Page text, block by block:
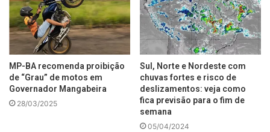
MP-BA recomenda proibição
de “Grau” de motos em
Governador Mangabeira
28/03/2025
Sul, Norte e Nordeste com
chuvas fortes e risco de
deslizamentos: veja como
fica previsão para o fim de
semana
05/04/2024